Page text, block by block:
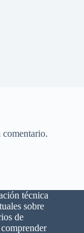
técnica
sobre
de